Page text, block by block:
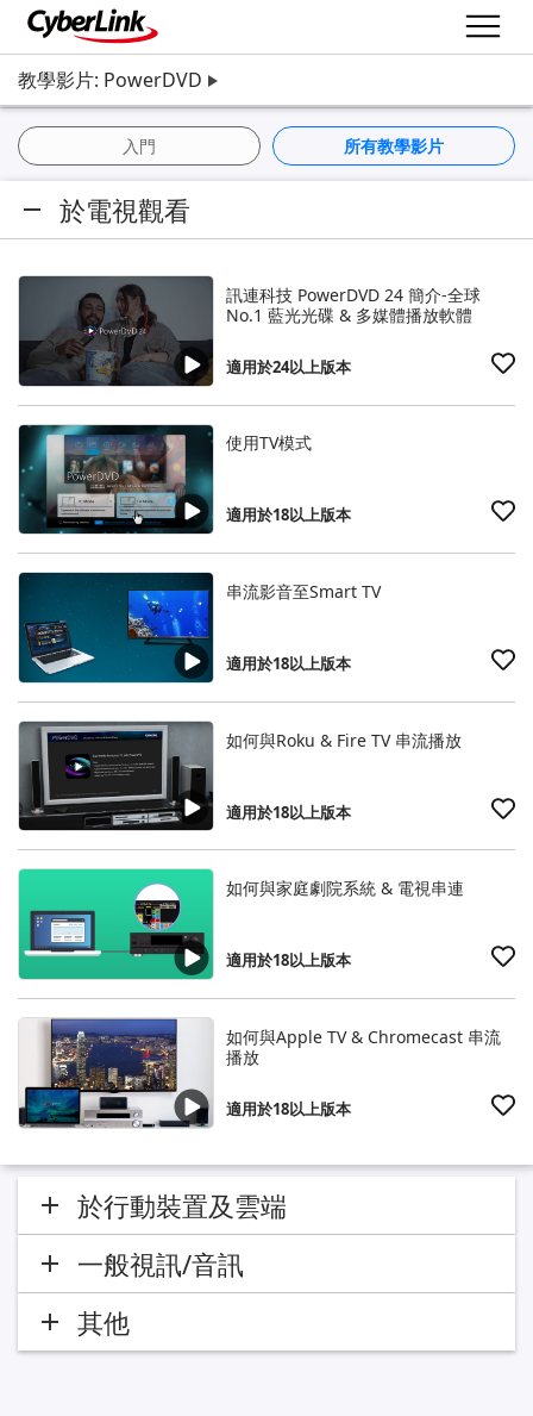
教學影片: PowerDVD
入門 所有教學影片
於電視觀看
訊連科技 PowerDVD 24 簡介-全球
No.1 藍光光碟 & 多媒體播放軟體
適用於24以上版本
使用TV模式
適用於18以上版本
串流影音至Smart TV
適用於18以上版本
如何與Roku & Fire TV 串流播放
適用於18以上版本
如何與家庭劇院系統 & 電視串連
適用於18以上版本
如何與Apple TV & Chromecast 串流
播放
適用於18以上版本
於行動裝置及雲端
一般視訊/音訊
其他